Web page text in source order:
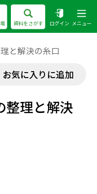
資料をさがす ログイン メニュー
と解決の糸口
お気に入りに追加
整理と解決